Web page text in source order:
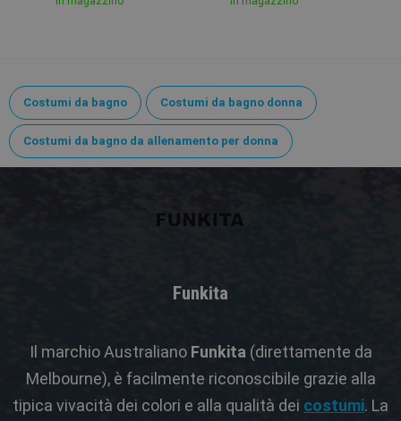
Costumi da bagno Costumi da bagno donna
Costumi da bagno da allenamento per donna
Funkita
Il marchio Australiano Funkita (direttamente da
Melbourne), è facilmente riconoscibile grazie alla
tipica vivacità dei colori e alla qualità dei costumi. La